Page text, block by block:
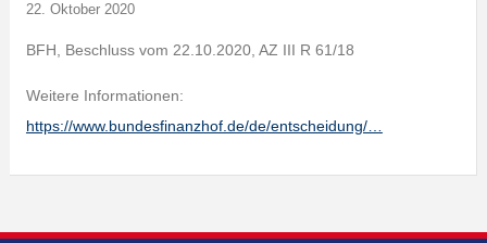
22. Oktober 2020
BFH, Beschluss vom 22.10.2020, AZ III R 61/18
Weitere Informationen:
https://www.bundesfinanzhof.de/de/entscheidung/…